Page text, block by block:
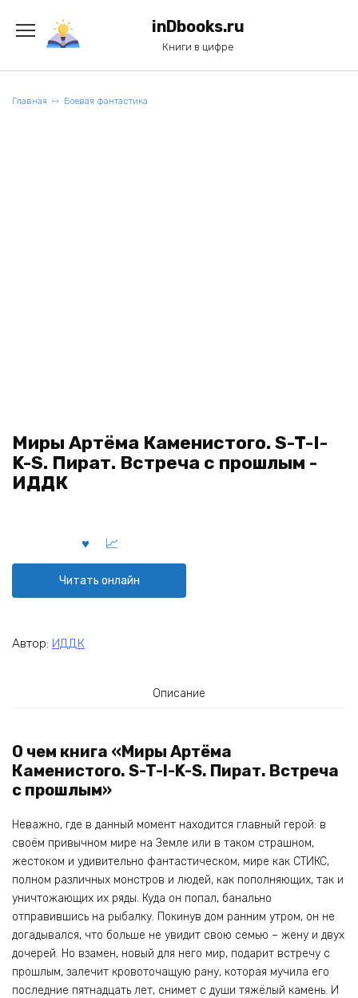
содержанию
inDbooks.ru
Книги в цифре
Главная Боевая фантастика
Миры Артёма Каменистого. S-T-I-
K-S. Пират. Встреча с прошлым -
ИДДК
Читать онлайн
Автор: ИДДК
Описание
О чем книга «Миры Артёма
Каменистого. S-T-I-K-S. Пират. Встреча
с прошлым»
Неважно, где в данный момент находится главный герой: в
своём привычном мире на Земле или в таком страшном,
жестоком и удивительно фантастическом, мире как СТИКС,
полном различных монстров и людей, как пополняющих, так и
уничтожающих их ряды. Куда он попал, банально
отправившись на рыбалку. Покинув дом ранним утром, он не
догадывался, что больше не увидит свою семью – жену и двух
дочерей. Но взамен, новый для него мир, подарит встречу с
прошлым, залечит кровоточащую рану, которая мучила его
последние пятнадцать лет, снимет с души тяжёлый камень. И